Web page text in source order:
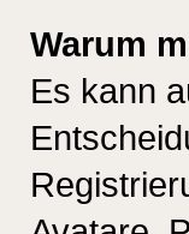
Warum
Es kann